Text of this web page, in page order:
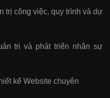
trị công việc, quy trình và dự
trị và phát triển nhân sự
kế Website chuyên